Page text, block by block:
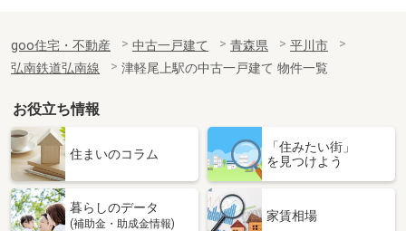
goo住宅・不動産 中古一戸建て 青森県
平川市
弘南鉄道弘南線
津軽尾上駅の中古一戸建て 物件一覧
お役立ち情報
住まいのコラム
「住みたい街」
を見つけよう
暮らしのデータ
(補助金・助成金情報)
家賃相場